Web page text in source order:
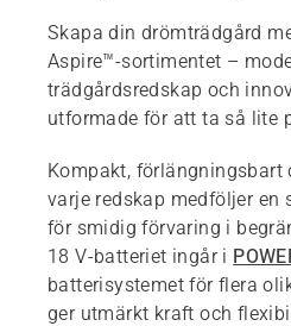
Skapa din drömträdgård
Aspire™-sortimentet –
trädgårdsredskap och
utformade för att ta så lite
Kompakt,
varje redskap medföljer en
för smidig förvaring i
18 V-batteriet ingår i
batterisystemet för flera
ger utmärkt kraft och